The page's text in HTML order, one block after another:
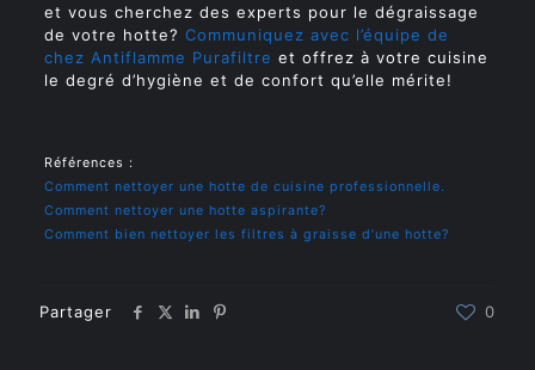
et vous cherchez des experts pour le dégraissage
de votre hotte? Communiquez avec l’équipe de
chez Antiflamme Purafiltre et offrez à votre cuisine
le degré d’hygiène et de confort qu’elle mérite!
Références :
Comment nettoyer une hotte de cuisine professionnelle.
Comment nettoyer une hotte aspirante?
Comment bien nettoyer les filtres à graisse d’une hotte?
Partager 0